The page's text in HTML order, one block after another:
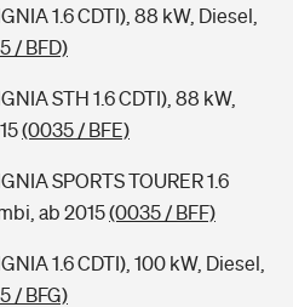
1.6 CDTI), 88 kW, Diesel,
/ BFD)
STH 1.6 CDTI), 88 kW,
(0035 / BFE)
SPORTS TOURER 1.6
ab 2015(0035 / BFF)
1.6 CDTI), 100 kW, Diesel,
/ BFG)